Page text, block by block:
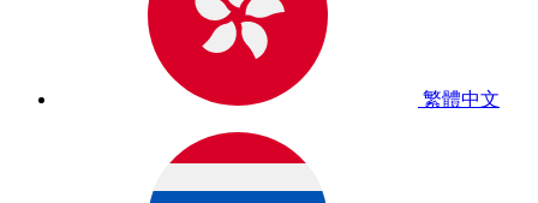
繁體中文